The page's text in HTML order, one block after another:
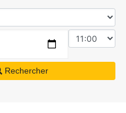
Rechercher